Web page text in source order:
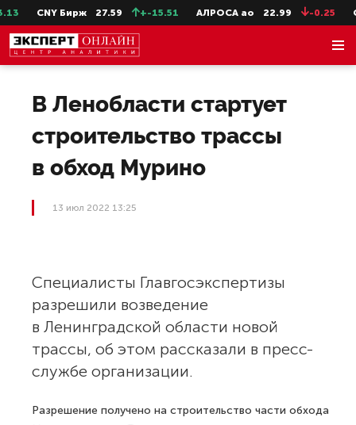
CNY Бирж 27.59 +-15.51 АЛРОСА ао 22.99 -0.25
В Ленобласти стартует
строительство трассы
в обход Мурино
13 июл 2022 13:25
Специалисты Главгосэкспертизы
разрешили возведение
в Ленинградской области новой
трассы, об этом рассказали в пресс-
службе организации.
Разрешение получено на строительство части обхода